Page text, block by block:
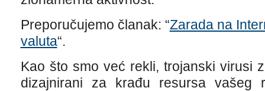
Preporučujemo članak: “Zarada na
valuta“.
Kao što smo već rekli, trojanski virusi
dizajnirani za krađu resursa vašeg